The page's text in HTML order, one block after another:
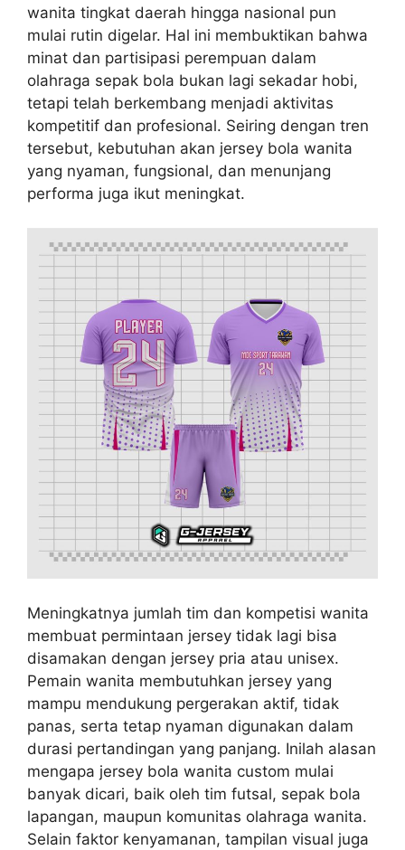
wanita tingkat daerah hingga nasional pun
mulai rutin digelar. Hal ini membuktikan bahwa
minat dan partisipasi perempuan dalam
olahraga sepak bola bukan lagi sekadar hobi,
tetapi telah berkembang menjadi aktivitas
kompetitif dan profesional. Seiring dengan tren
tersebut, kebutuhan akan jersey bola wanita
yang nyaman, fungsional, dan menunjang
performa juga ikut meningkat.
Meningkatnya jumlah tim dan kompetisi wanita
membuat permintaan jersey tidak lagi bisa
disamakan dengan jersey pria atau unisex.
Pemain wanita membutuhkan jersey yang
mampu mendukung pergerakan aktif, tidak
panas, serta tetap nyaman digunakan dalam
durasi pertandingan yang panjang. Inilah alasan
mengapa jersey bola wanita custom mulai
banyak dicari, baik oleh tim futsal, sepak bola
lapangan, maupun komunitas olahraga wanita.
Selain faktor kenyamanan, tampilan visual juga